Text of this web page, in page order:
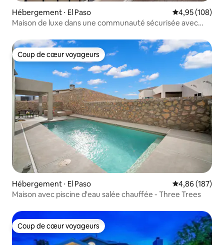
Hébergement ⋅ El Paso Évaluation
4,95 (108)
Maison de luxe dans une communauté sécurisée avec
Coup de cœur voyageurs
Coup de cœur voyageurs
Hébergement ⋅ El Paso Évaluation
4,86 (187)
Maison avec piscine d'eau salée chauffée - Three Trees
Coup de cœur voyageurs
Coup de cœur voyageurs